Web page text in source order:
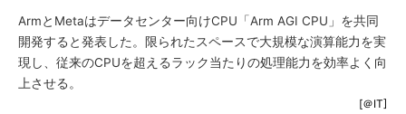
ArmとMetaはデータセンター向けCPU「Arm AGI CPU」を共同
開発すると発表した。限られたスペースで大規模な演算能力を実
現し、従来のCPUを超えるラック当たりの処理能力を効率よく向
上させる。
[＠IT]